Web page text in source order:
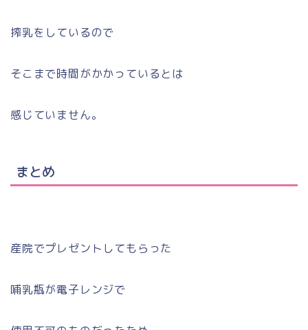
搾乳をしているので
そこまで時間がかかっているとは
感じていません。
まとめ
産院でプレゼントしてもらった
哺乳瓶が電子レンジで